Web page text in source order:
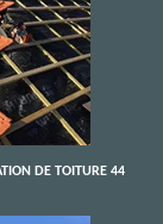
DE TOITURE 44